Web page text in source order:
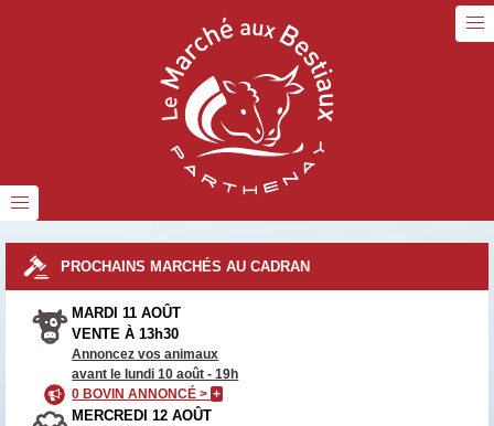
PROCHAINS MARCHÉS AU CADRAN
MARDI 11 AOÛT
VENTE À 13h30
Annoncez vos animaux
avant le lundi 10 août - 19h
0 BOVIN ANNONCÉ >+
MERCREDI 12 AOÛT